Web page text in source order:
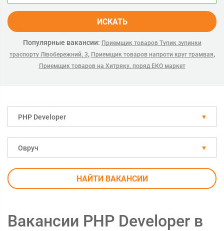
ИСКАТЬ
Популярные вакансии: Приемщик товаров Тупик зупинки
траспорту Лівобережний, 3, Приемщик товаров напроти круг трамвая,
Приемщик товаров на Хитряку, поряд ЕКО маркет
PHP Developer
Овруч
НАЙТИ ВАКАНСИИ
Вакансии PHP Developer в